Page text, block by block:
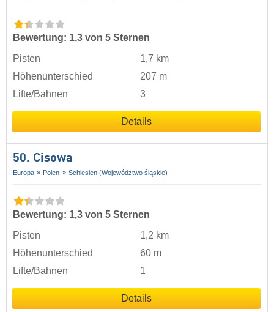
Bewertung: 1,3 von 5 Sternen
Pisten
1,7 km
Höhenunterschied
207 m
Lifte/Bahnen
3
Details
50. Cisowa
Europa Polen Schlesien (Województwo śląskie)
Bewertung: 1,3 von 5 Sternen
Pisten
1,2 km
Höhenunterschied
60 m
Lifte/Bahnen
1
Details